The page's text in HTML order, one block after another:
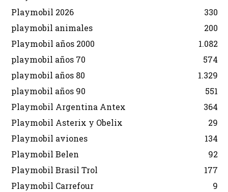
Playmobil 2026
330
playmobil animales
200
Playmobil años 2000
1.082
playmobil años 70
574
playmobil años 80
1.329
playmobil años 90
551
Playmobil Argentina Antex
364
Playmobil Asterix y Obelix
29
Playmobil aviones
134
Playmobil Belen
92
Playmobil Brasil Trol
177
Playmobil Carrefour
9